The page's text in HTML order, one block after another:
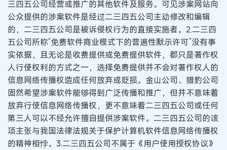
三四五公司经营或推广的其他软件及服务。可见涉案网站向
公众提供的涉案软件是经过二三四五公司主动修改和编辑
的，二三四五公司是被诉侵权行为的直接实施者。2.二三四
五公司所称“免费软件商业模式下的普遍性默示许可”没有事
实依据，且无论是收费提供或免费提供软件，都只是著作权
人行使权利的方式之一，选择免费提供并不会对著作权人的
信息网络传播权造成任何放弃或贬损。金山公司、猎豹公司
固然希望涉案软件能够得到广泛传播和推广，但并不意味着
放弃行使信息网络传播权，更不意味着二三四五公司或任何
第三人可以不经允许擅自提供涉案软件。二三四五公司的该
项主张与我国法律法规关于保护计算机软件信息网络传播权
的精神相悖。3.二三四五公司不属于《用户使用授权协议》